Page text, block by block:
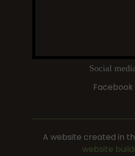
Social
Facebook
A website created in
website